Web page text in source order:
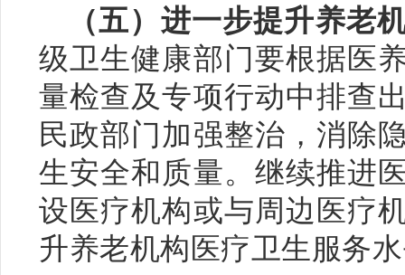
（五）进一步提升养老
级卫生健康部门要根据医
量检查及专项行动中排查
民政部门加强整治，消除
生安全和质量。继续推进
设医疗机构或与周边医疗
升养老机构医疗卫生服务